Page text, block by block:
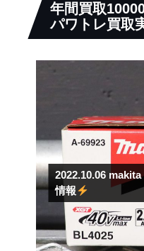
年間買取
パワトレ買取
2022.10.06
情報